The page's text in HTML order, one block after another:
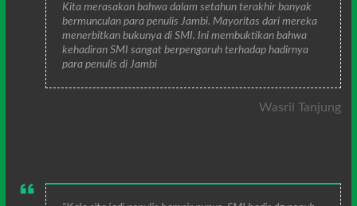
Kita merasakan bahwa dalam setahun terakhir banyak
bermunculan para penulis Jambi. Mayoritas dari mereka
menerbitkan bukunya di SMI. Ini membuktikan bahwa
kehadiran SMI sangat berpengaruh terhadap hadirnya
para penulis di Jambi
Wasril Tanjung